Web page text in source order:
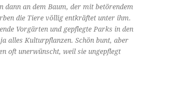
dann an dem Baum, der mit betörendem
die Tiere völlig entkräftet unter ihm.
Vorgärten und gepflegte Parks in den
alles Kulturpflanzen. Schön bunt, aber
oft unerwünscht, weil sie ungepflegt